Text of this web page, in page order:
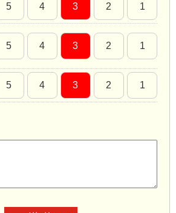
5 4 3 2 1
5 4 3 2 1
5 4 3 2 1